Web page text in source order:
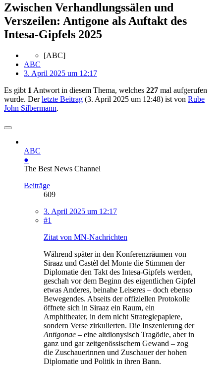
Zwischen Verhandlungssälen und
Verszeilen: Antigone als Auftakt des
Intesa-Gipfels 2025
[ABC]
ABC
3. April 2025 um 12:17
Es gibt 1 Antwort in diesem Thema, welches 227 mal aufgerufen
wurde. Derletzte Beitrag (3. April 2025 um 12:48) ist von Rube
John Silbermann.
ABC
●
The Best News Channel
Beiträge
609
3. April 2025 um 12:17
#1
Zitat von MN-Nachrichten
Während später in den Konferenzräumen von
Siraaz und Castèl del Monte die Stimmen der
Diplomatie den Takt des Intesa-Gipfels werden,
geschah vor dem Beginn des eigentlichen Gipfel
etwas Anderes, beinahe Leiseres – doch ebenso
Bewegendes. Abseits der offiziellen Protokolle
öffnete sich in Siraaz ein Raum, ein
Amphitheater, in dem nicht Strategiepapiere,
sondern Verse zirkulierten. Die Inszenierung der
Antigonae – eine altdionysisch Tragödie, aber in
ganz und gar zeitgenössischem Gewand – zog
die Zuschauerinnen und Zuschauer der hohen
Diplomatie und Politik in ihren Bann.